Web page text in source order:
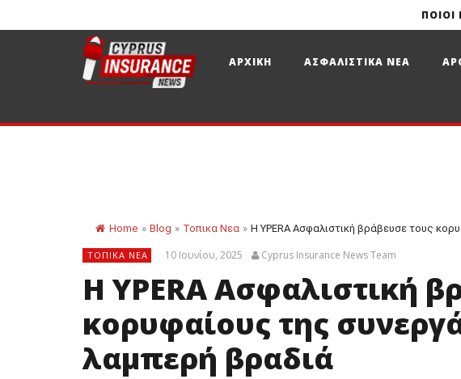
ΠΟΙΟΙ
ΑΡΧΙΚΗ ΑΣΦΑΛΙΣΤΙΚΑ ΝΕΑ
Home » Blog » Τοπικα Νεα » Η YPERA Ασφαλιστική βράβευσε τους
ΤΟΠΙΚΑ ΝΕΑ 10 Ιουνίου, 2025 Cyprus Insurance News Team
Η YPERA Ασφαλιστική
κορυφαίους της
λαμπερή βραδιά